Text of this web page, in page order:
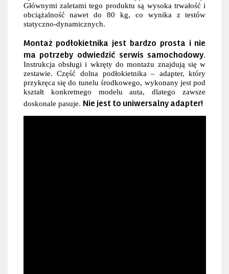
Głównymi zaletami tego produktu są wysoka trwałość i
obciążalność nawet do 80 kg, co wynika z testów
statyczno-dynamicznych.
Montaż podłokietnika jest bardzo prosta i nie
ma potrzeby odwiedzić serwis samochodowy.
Instrukcja obsługi i wkręty do montażu znajdują się w
zestawie. Część dolna podłokietnika – adapter, który
przykręca się do tunelu środkowego, wykonany jest pod
kształt konkretnego modelu auta, dlatego zawsze
doskonale pasuje. Nie jest to uniwersalny adapter!